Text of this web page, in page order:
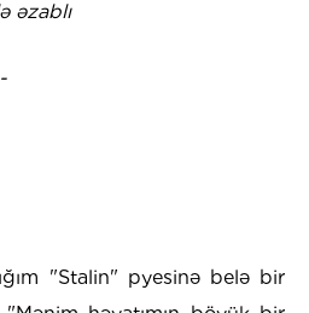
əzablı
"Stalin" pyesinə belə bir